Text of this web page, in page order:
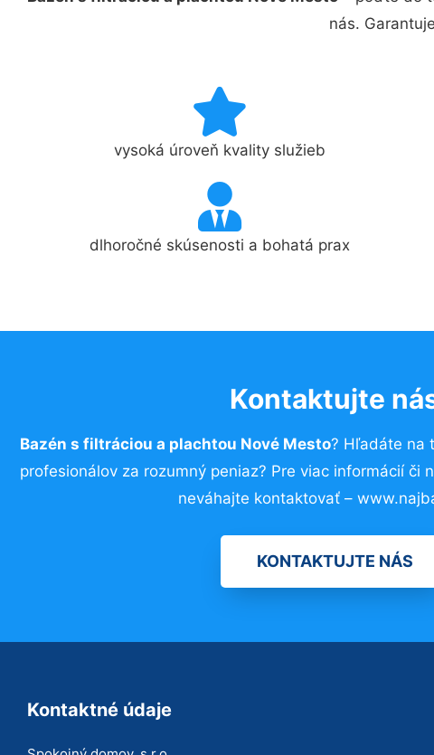
nás.
vysoká úroveň kvality služieb
dlhoročné skúsenosti a bohatá prax
Kontaktujte
Bazén s filtráciou a plachtou Nové Mesto? Hľadáte na
profesionálov za rozumný peniaz? Pre viac informácií či
neváhajte kontaktovať –
KONTAKTUJTE NÁS
Kontaktné údaje